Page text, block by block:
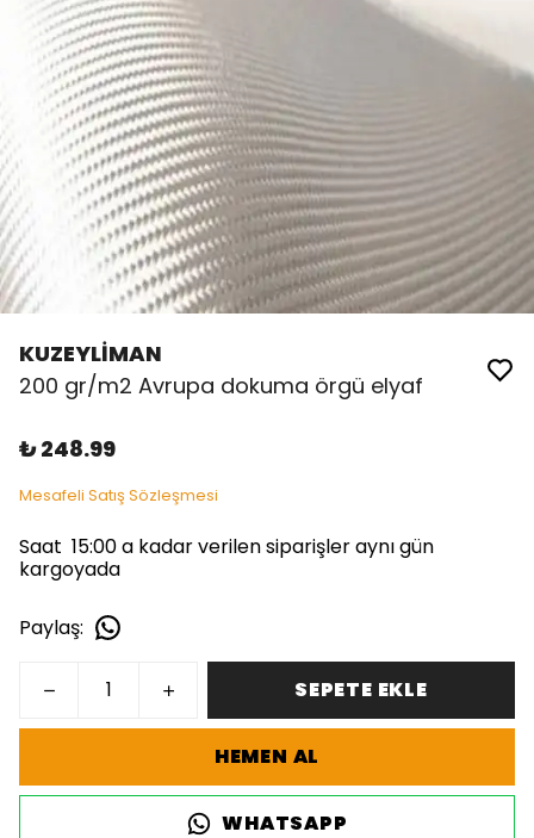
KUZEYLİMAN
200 gr/m2 Avrupa dokuma örgü elyaf
₺ 248.99
Mesafeli Satış Sözleşmesi
Saat 15:00 a kadar verilen siparişler aynı gün
kargoyada
Paylaş:
SEPETE EKLE
HEMEN AL
WHATSAPP